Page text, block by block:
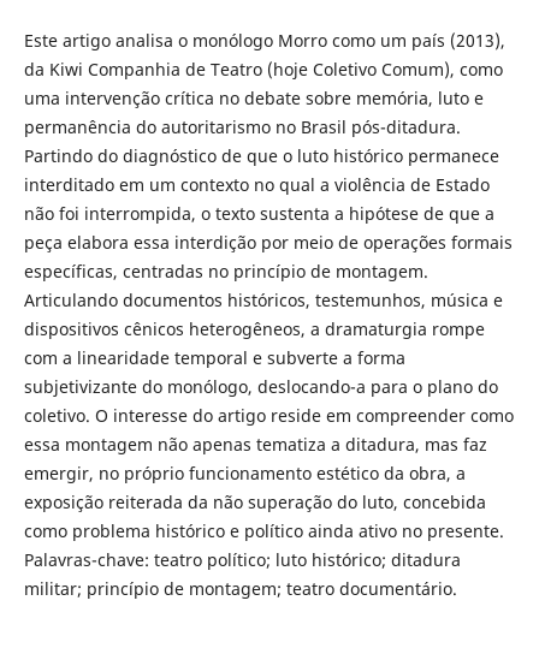
Este artigo analisa o monólogo Morro como um país (2013),
da Kiwi Companhia de Teatro (hoje Coletivo Comum), como
uma intervenção crítica no debate sobre memória, luto e
permanência do autoritarismo no Brasil pós-ditadura.
Partindo do diagnóstico de que o luto histórico permanece
interditado em um contexto no qual a violência de Estado
não foi interrompida, o texto sustenta a hipótese de que a
peça elabora essa interdição por meio de operações formais
específicas, centradas no princípio de montagem.
Articulando documentos históricos, testemunhos, música e
dispositivos cênicos heterogêneos, a dramaturgia rompe
com a linearidade temporal e subverte a forma
subjetivizante do monólogo, deslocando-a para o plano do
coletivo. O interesse do artigo reside em compreender como
essa montagem não apenas tematiza a ditadura, mas faz
emergir, no próprio funcionamento estético da obra, a
exposição reiterada da não superação do luto, concebida
como problema histórico e político ainda ativo no presente.
Palavras-chave: teatro político; luto histórico; ditadura
militar; princípio de montagem; teatro documentário.